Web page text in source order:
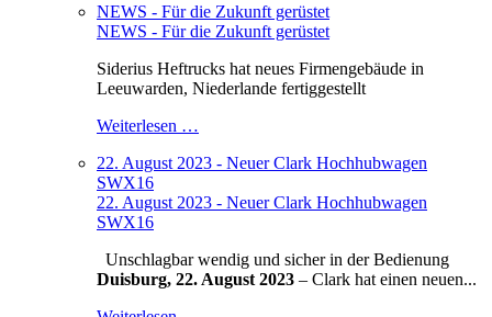
NEWS - Für die Zukunft gerüstet
NEWS - Für die Zukunft gerüstet
Siderius Heftrucks hat neues Firmengebäude in
Leeuwarden, Niederlande fertiggestellt
Weiterlesen …
22. August 2023 - Neuer Clark Hochhubwagen
SWX16
22. August 2023 - Neuer Clark Hochhubwagen
SWX16
Unschlagbar wendig und sicher in der Bedienung
Duisburg, 22. August 2023 – Clark hat einen neuen...